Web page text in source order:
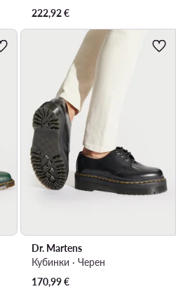
222,92€
Dr. Martens
Кубинки · Черен
170,99€